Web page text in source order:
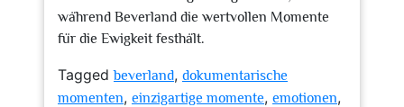
während Beverland die wertvollen Momente
für die Ewigkeit festhält.
Taggedbeverland, dokumentarische
momenten, einzigartige momente, emotionen,